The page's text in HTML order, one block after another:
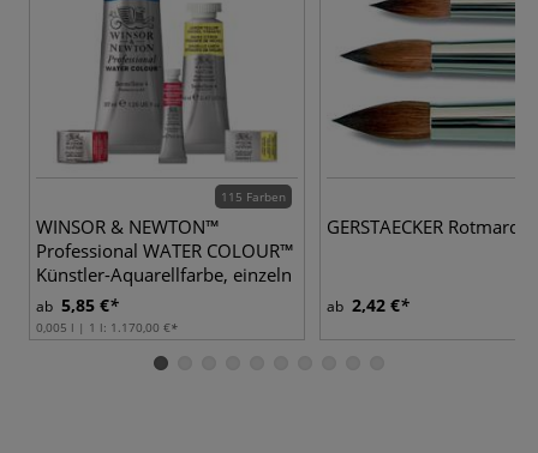
115 Farben
WINSOR & NEWTON™
Professional WATER COLOUR™
Künstler-Aquarellfarbe, einzeln
ab 5,85 €
0,005 l | 1 l: 1.170,00 €
GERSTAECKER
ab 2,42 €